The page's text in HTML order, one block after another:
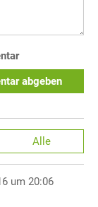
abgeben
Alle
um 20:06